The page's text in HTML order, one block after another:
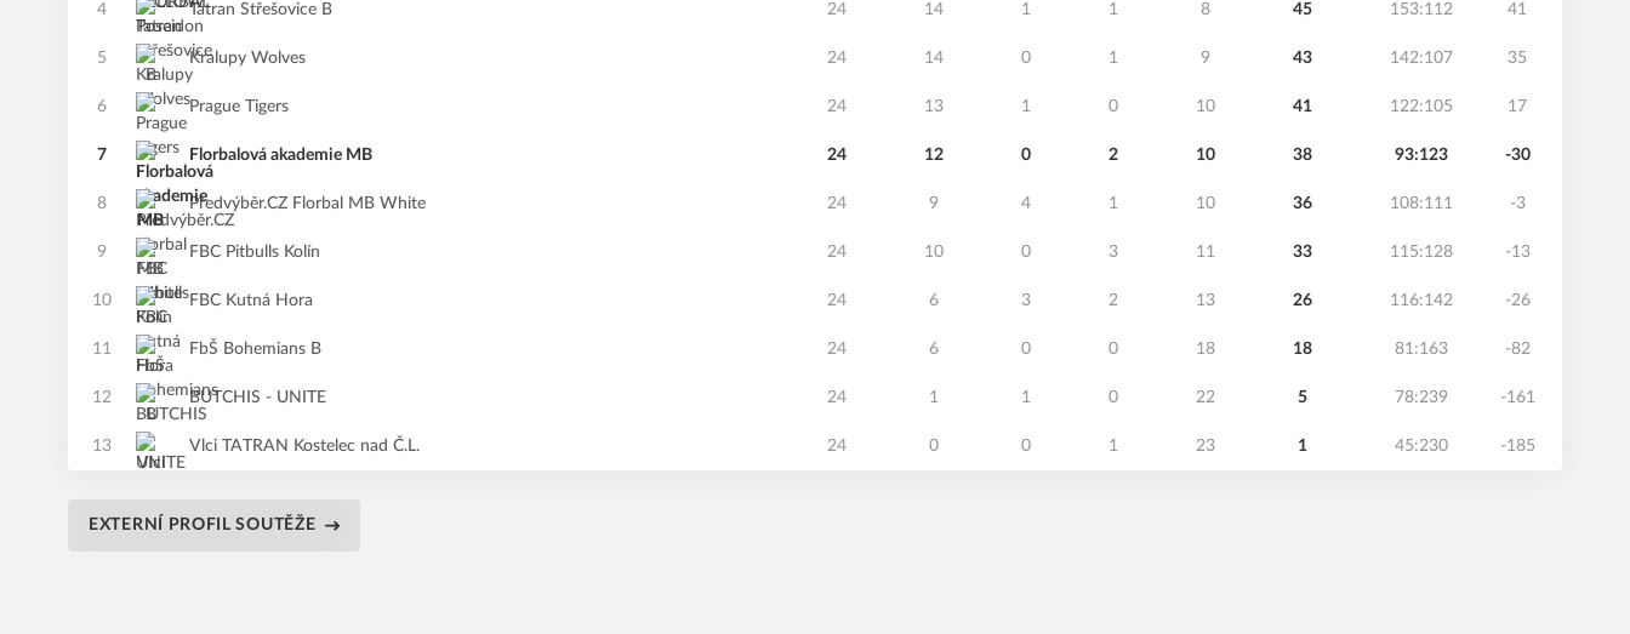
4 Tatran Střešovice B 24 14 1 1 8 45 153:112 41
5 Kralupy Wolves 24 14 0 1 9 43 142:107 35
6 Prague Tigers 24 13 1 0 10 41 122:105 17
7 Florbalová akademie MB 24 12 0 2 10 38 93:123 -30
8 Předvýběr.CZ Florbal MB White 24 9 4 1 10 36 108:111 -3
9 FBC Pitbulls Kolín 24 10 0 3 11 33 115:128 -13
10 FBC Kutná Hora 24 6 3 2 13 26 116:142 -26
11 FbŠ Bohemians B 24 6 0 0 18 18 81:163 -82
12 BUTCHIS - UNITE 24 1 1 0 22 5 78:239 -161
13 Vlci TATRAN Kostelec nad Č.L. 24 0 0 1 23 1 45:230 -185
EXTERNÍ PROFIL SOUTĚŽE